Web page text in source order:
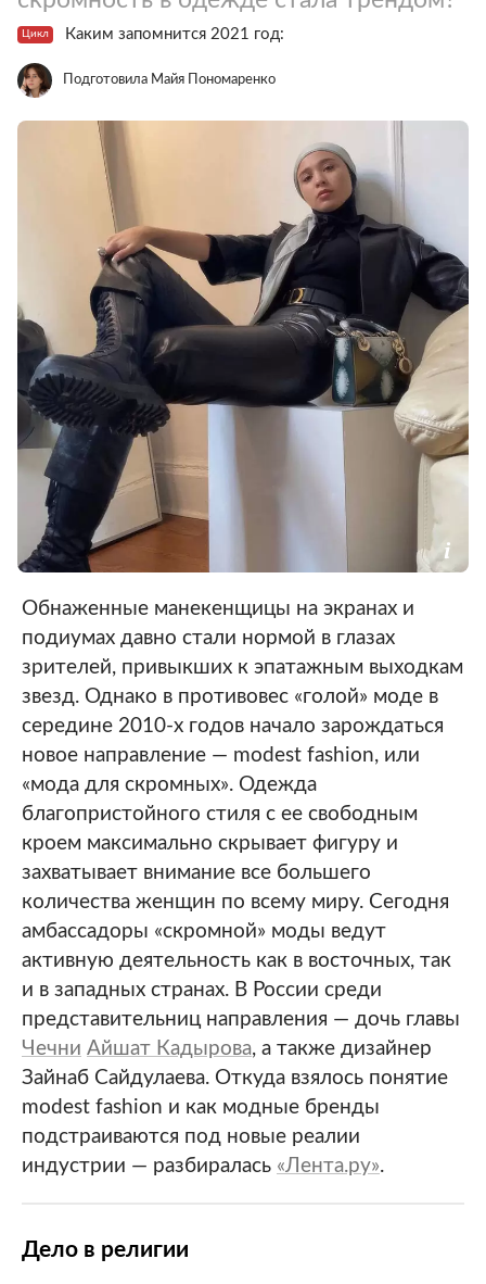
Цикл Каким запомнится 2021 год:
Подготовила Майя Пономаренко
Обнаженные манекенщицы на экранах и
подиумах давно стали нормой в глазах
зрителей, привыкших к эпатажным выходкам
звезд. Однако в противовес «голой» моде в
середине 2010-х годов начало зарождаться
новое направление — modest fashion, или
«мода для скромных». Одежда
благопристойного стиля с ее свободным
кроем максимально скрывает фигуру и
захватывает внимание все большего
количества женщин по всему миру. Сегодня
амбассадоры «скромной» моды ведут
активную деятельность как в восточных, так
и в западных странах. В России среди
представительниц направления — дочь главы
Чечни Айшат Кадырова, а также дизайнер
Зайнаб Сайдулаева. Откуда взялось понятие
modest fashion и как модные бренды
подстраиваются под новые реалии
индустрии — разбиралась «Лента.ру».
Дело в религии